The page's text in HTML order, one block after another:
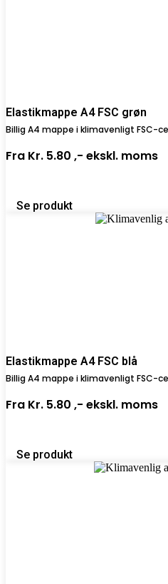
Elastikmappe A4 FSC grøn
Billig A4 mappe i klimavenligt FSC-
Fra Kr. 5.80 ,- ekskl. moms
Se produkt
Elastikmappe A4 FSC blå
Billig A4 mappe i klimavenligt FSC-
Fra Kr. 5.80 ,- ekskl. moms
Se produkt